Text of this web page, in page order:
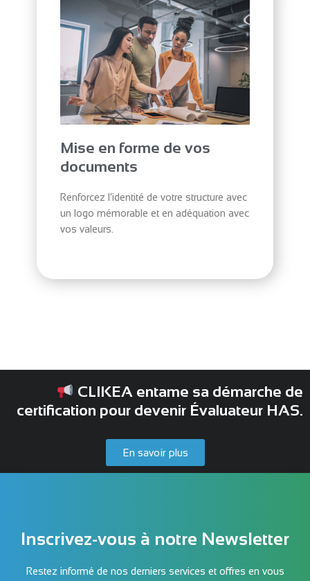
Mise en forme de vos
documents
Renforcez l’identité de votre structure avec
un logo mémorable et en adéquation avec
vos valeurs.
CLIKEA entame sa démarche de
certification pour devenir Évaluateur HAS.
En savoir plus
Inscrivez-vous à notre Newsletter
Restez informé de nos derniers services et offres en vous